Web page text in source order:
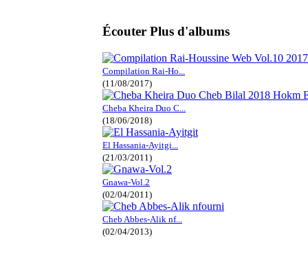
Écouter Plus d'albums
Compilation Rai-Ho...
(11/08/2017)
Cheba Kheira Duo C...
(18/06/2018)
El Hassania-Ayitgi...
(21/03/2011)
Gnawa-Vol.2
(02/04/2011)
Cheb Abbes-Alik nf...
(02/04/2013)